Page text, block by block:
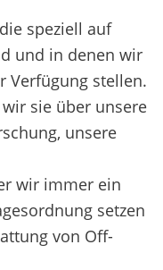
speziell auf
und in denen wir
Verfügung stellen.
sie über unsere
unsere
wir immer ein
setzen
von Off-